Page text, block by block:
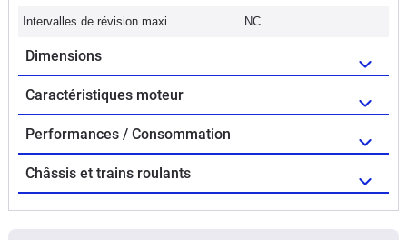
Intervalles de révision maxi NC
Dimensions
Caractéristiques moteur
Performances / Consommation
Châssis et trains roulants